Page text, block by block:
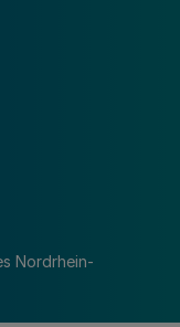
Nordrhein-